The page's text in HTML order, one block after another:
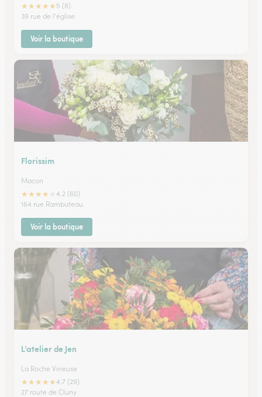
★★★★★ 5 (8)
39 rue de l'église
Voir la boutique
Florissim
Macon
★★★★
4.2 (60)
164 rue Rambuteau
Voir la boutique
L’atelier de Jen
La Roche Vineuse
★★★★★4.7 (29)
27 route de Cluny